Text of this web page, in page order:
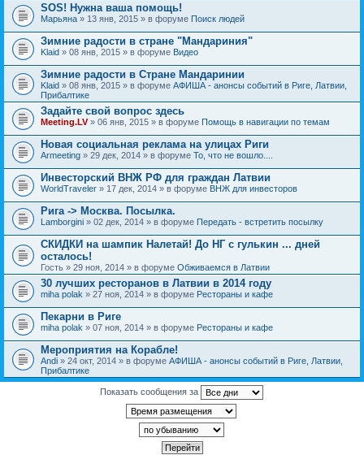
SOS! Нужна ваша помощь!
Марьяна » 13 янв, 2015 » в форуме Поиск людей
Зимние радости в стране "Мандариния"
Klaid » 08 янв, 2015 » в форуме Видео
Зимние радости в Стране Мандаринии
Klaid » 08 янв, 2015 » в форуме АФИША - анонсы событий в Риге, Латвии,
Прибалтике
Задайте свой вопрос здесь
Meeting.LV» 06 янв, 2015 » в форуме Помощь в навигации по темам
Новая социальная реклама на улицах Риги
Armeeting » 29 дек, 2014 » в форуме То, что не вошло....
Инвесторский ВНЖ РФ для граждан Латвии
WorldTraveler » 17 дек, 2014 » в форуме ВНЖ для инвесторов
Рига -> Москва. Посылка.
Lamborgini » 02 дек, 2014 » в форуме Передать - встретить посылку
СКИДКИ на шампик Налетай! До НГ с гулькин ... дней
осталось!
Гость » 29 ноя, 2014 » в форуме Обживаемся в Латвии
30 лучших ресторанов в Латвии в 2014 году
miha polak » 27 ноя, 2014 » в форуме Рестораны и кафе
Пекарни в Риге
miha polak » 07 ноя, 2014 » в форуме Рестораны и кафе
Мероприятия на Корабле!
Andi » 24 окт, 2014 » в форуме АФИША - анонсы событий в Риге, Латвии,
Прибалтике
Показать сообщения за